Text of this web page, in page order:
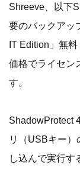
Shreeve、以下
要のバックアッ
IT Edition」無
価格でライセン
す。
ShadowProtect
リ（USBキー
し込んで実行す